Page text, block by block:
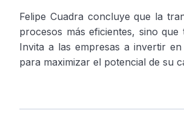
Felipe Cuadra concluye que la
procesos más eficientes, sino
Invita a las empresas a invertir
para maximizar el potencial de su